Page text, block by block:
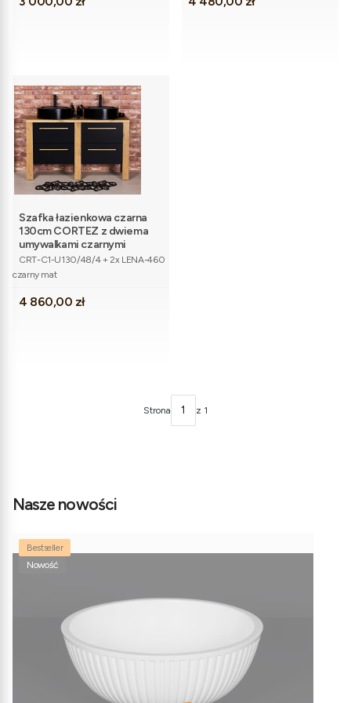
Szafka łazienkowa czarna
130cm CORTEZ z dwiema
umywalkami czarnymi
Kod produktu
CRT-C1-U130/48/4 + 2x LENA-460
czarny mat
Cena
4 860,00 zł
Strona z 1
Nasze nowości
Bestseller
Nowość